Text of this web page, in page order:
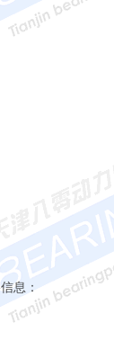
息：